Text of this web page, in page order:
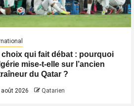
choix qui fait débat : pourquoi
mise-t-elle sur l’ancien
du Qatar ?
août 2026 Qatarien